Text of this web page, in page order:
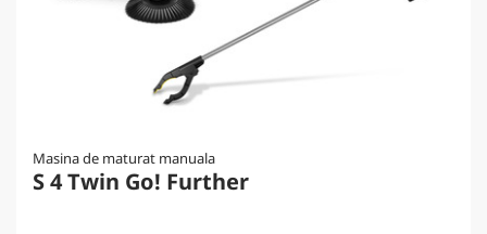
Masina de maturat manuala
S 4 Twin Go! Further